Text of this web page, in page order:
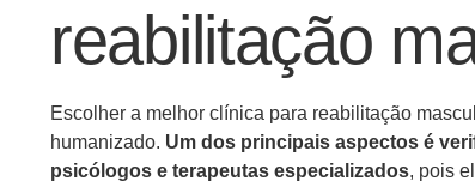
reabilitação
Escolher a melhor clínica para reabilitação
humanizado. Um dos principais aspectos é
psicólogos e terapeutas especializados, pois